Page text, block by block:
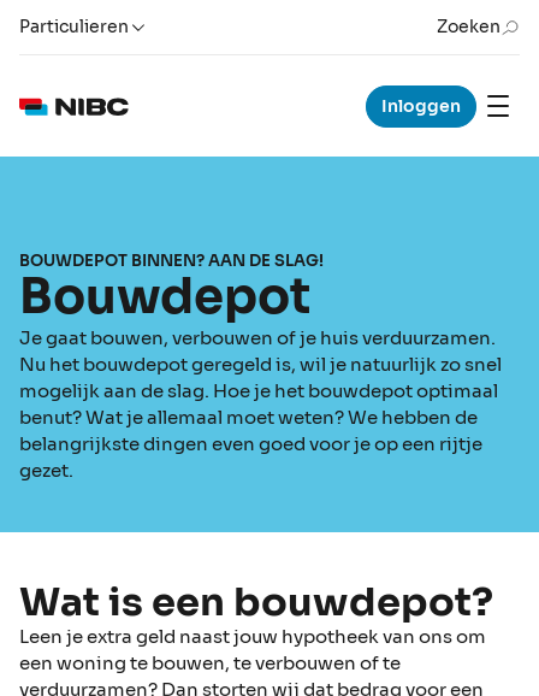
Particulieren Zoeken
Inloggen
BOUWDEPOT BINNEN? AAN DE SLAG!
Bouwdepot
Je gaat bouwen, verbouwen of je huis verduurzamen.
Nu het bouwdepot geregeld is, wil je natuurlijk zo snel
mogelijk aan de slag. Hoe je het bouwdepot optimaal
benut? Wat je allemaal moet weten? We hebben de
belangrijkste dingen even goed voor je op een rijtje
gezet.
Wat is een bouwdepot?
Leen je extra geld naast jouw hypotheek van ons om
een woning te bouwen, te verbouwen of te
verduurzamen? Dan storten wij dat bedrag voor een